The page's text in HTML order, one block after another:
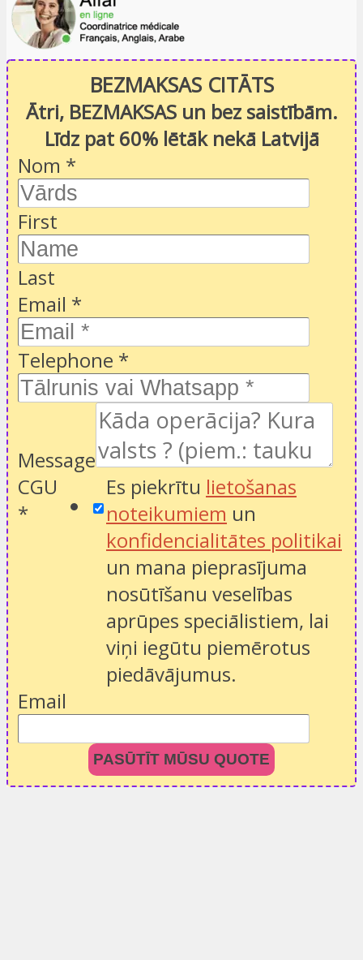
BEZMAKSAS CITĀTS
Ātri, BEZMAKSAS un bez saistībām.
Līdz pat 60% lētāk nekā Latvijā
Nom *
First
Last
Email *
Telephone *
Message
CGU
*
Es piekrītu lietošanas
noteikumiem un
konfidencialitātes politikai
un mana pieprasījuma
nosūtīšanu veselības
aprūpes speciālistiem, lai
viņi iegūtu piemērotus
piedāvājumus.
Email
PASŪTĪT MŪSU QUOTE